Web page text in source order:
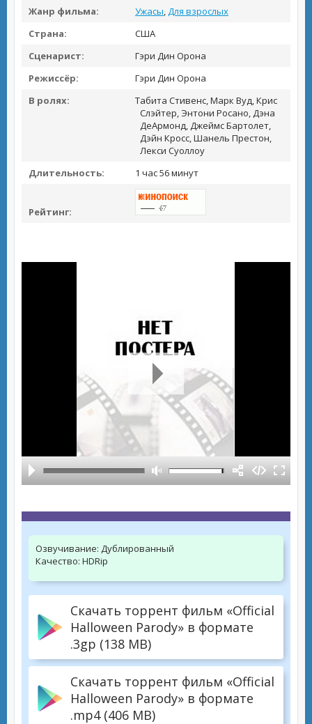
Жанр фильма:
Ужасы,Для взрослых
Страна:
США
Сценарист:
Гэри Дин Орона
Режиссёр:
Гэри Дин Орона
В ролях:
Табита Стивенс, Марк Вуд, Крис
Слэйтер, Энтони Росано, Дэна
ДеАрмонд, Джеймс Бартолет,
Дэйн Кросс, Шанель Престон,
Лекси Суоллоу
Длительность:
1 час 56 минут
Рейтинг:
Озвучивание: Дублированный
Качество: HDRip
Скачать торрент фильм «Official
Halloween Parody» в формате
.3gp (138 MB)
Скачать торрент фильм «Official
Halloween Parody» в формате
.mp4 (406 MB)